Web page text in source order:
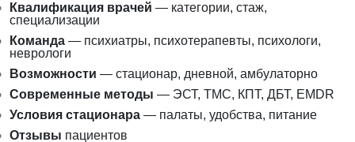
Квалификация врачей — категории, стаж,
специализации
Команда — психиатры, психотерапевты, психологи,
неврологи
Возможности — стационар, дневной, амбулаторно
Современные методы — ЭСТ, ТМС, КПТ, ДБТ, EMDR
Условия стационара — палаты, удобства, питание
Отзывы пациентов